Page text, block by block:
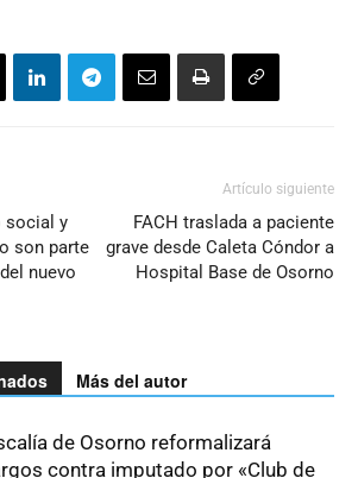
social y
son parte
nuevo
Artículo siguiente
FACH traslada a paciente
grave desde Caleta Cóndor a
Hospital Base de Osorno
Más del autor
de Osorno reformalizará
contra imputado por «Club de